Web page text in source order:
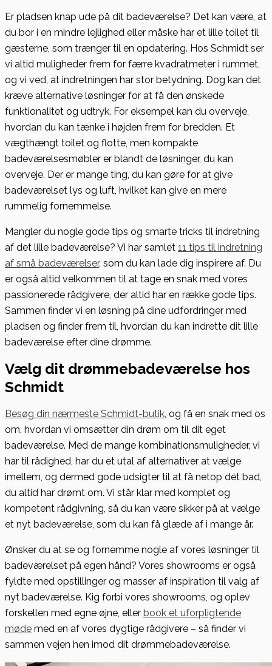
Er pladsen knap ude på dit badeværelse? Det kan være, at
du bor i en mindre lejlighed eller måske har et lille toilet til
gæsterne, som trænger til en opdatering. Hos Schmidt ser
vi altid muligheder frem for færre kvadratmeter i rummet,
og vi ved, at indretningen har stor betydning. Dog kan det
kræve alternative løsninger for at få den ønskede
funktionalitet og udtryk. For eksempel kan du overveje,
hvordan du kan tænke i højden frem for bredden. Et
vægthængt toilet og flotte, men kompakte
badeværelsesmøbler er blandt de løsninger, du kan
overveje. Der er mange ting, du kan gøre for at give
badeværelset lys og luft, hvilket kan give en mere
rummelig fornemmelse.
Mangler du nogle gode tips og smarte tricks til indretning
af det lille badeværelse? Vi har samlet 11 tips til indretning
af små badeværelser, som du kan lade dig inspirere af. Du
er også altid velkommen til at tage en snak med vores
passionerede rådgivere, der altid har en række gode tips.
Sammen finder vi en løsning på dine udfordringer med
pladsen og finder frem til, hvordan du kan indrette dit lille
badeværelse efter dine drømme.
Vælg dit drømmebadeværelse hos
Schmidt
Besøg din nærmeste Schmidt-butik, og få en snak med os
om, hvordan vi omsætter din drøm om til dit eget
badeværelse. Med de mange kombinationsmuligheder, vi
har til rådighed, har du et utal af alternativer at vælge
imellem, og dermed gode udsigter til at få netop dét bad,
du altid har drømt om. Vi står klar med komplet og
kompetent rådgivning, så du kan være sikker på at vælge
et nyt badeværelse, som du kan få glæde af i mange år.
Ønsker du at se og fornemme nogle af vores løsninger til
badeværelset på egen hånd? Vores showrooms er også
fyldte med opstillinger og masser af inspiration til valg af
nyt badeværelse. Kig forbi vores showrooms, og oplev
forskellen med egne øjne, eller book et uforpligtende
møde med en af vores dygtige rådgivere – så finder vi
sammen vejen hen imod dit drømmebadeværelse.